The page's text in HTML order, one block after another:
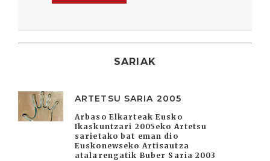
SARIAK
ARTETSU SARIA 2005
Arbaso Elkarteak Eusko
Ikaskuntzari 2005eko Artetsu
sarietako bat eman dio
Euskonewseko Artisautza
atalarengatik Buber Saria 2003